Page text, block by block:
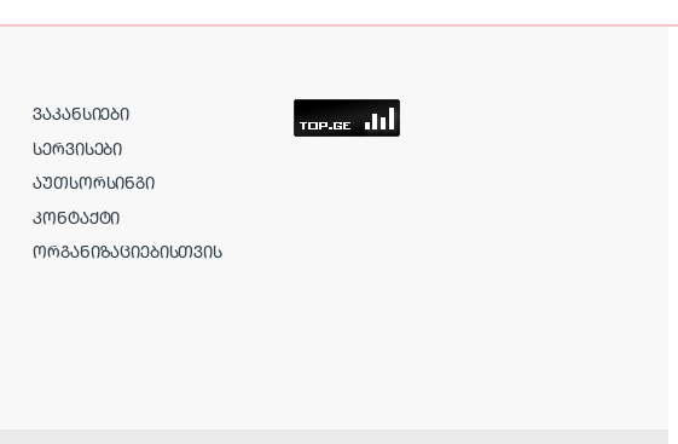
ᲕᲐᲙᲐᲜᲡᲘᲔᲑᲘ
ᲡᲔᲠᲕᲘᲡᲔᲑᲘ
ᲐᲣᲗᲡᲝᲠᲡᲘᲜᲒᲘ
ᲙᲝᲜᲢᲐᲥᲢᲘ
ᲝᲠᲒᲐᲜᲘᲖᲐᲪᲘᲔᲑᲘᲡᲗᲕᲘᲡ